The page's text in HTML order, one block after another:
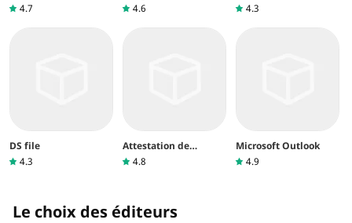
4.7
4.6
4.3
DS file
4.3
Attestation de
déplacement
Novembre 2020
4.8
Microsoft Outlook
4.9
Le choix des éditeurs